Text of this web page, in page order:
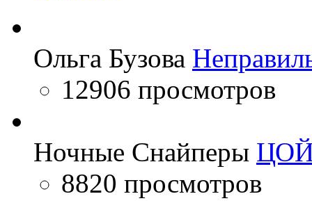
Ольга Бузова
12906 просмотров
Ночные Снайперы
8820 просмотров